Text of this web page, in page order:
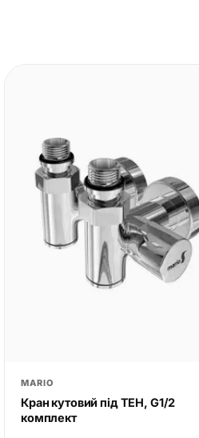
MARIO
Кран кутовий під ТЕН, G1/2
комплект